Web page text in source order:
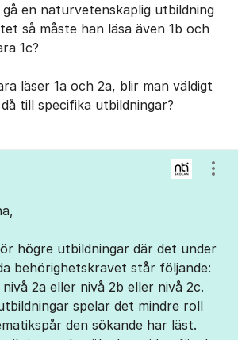
en naturvetenskaplig utbildning
så måste han läsa även 1b och
1c?
läser 1a och 2a, blir man väldigt
till specifika utbildningar?
högre utbildningar där det under
behörighetskravet står följande:
2a eller nivå 2b eller nivå 2c.
spelar det mindre roll
den sökande har läst.